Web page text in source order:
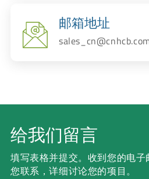
邮箱地址
给我们留言
填写表格并提交。收到您的电
您联系，详细讨论您的项目。